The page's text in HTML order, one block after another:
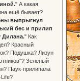
" А какая
ещё бывает?
выпрыгнул
бес и прилип
Дилана." Как
Красный
Подушка? Лизун
Зелёный
Паук-прилипала